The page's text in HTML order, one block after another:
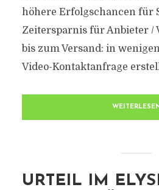
höhere Erfolgschancen für
Zeitersparnis für Anbieter /
bis zum Versand: in
Video-Kontaktanfrage
URTEIL IM